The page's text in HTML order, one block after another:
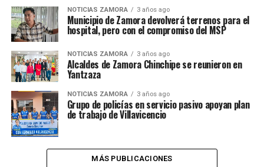
NOTICIAS ZAMORA 3 años ago
Municipio de Zamora devolverá terrenos para el
hospital, pero con el compromiso del MSP
NOTICIAS ZAMORA 3 años ago
Alcaldes de Zamora Chinchipe se reunieron en
Yantzaza
NOTICIAS ZAMORA 3 años ago
Grupo de policías en servicio pasivo apoyan plan
de trabajo de Villavicencio
MÁS PUBLICACIONES